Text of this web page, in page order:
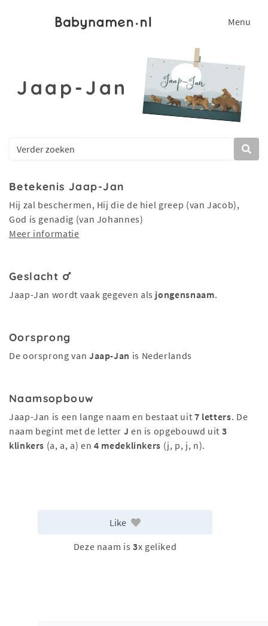
Menu
Jaap-Jan
Betekenis Jaap-Jan
Hij zal beschermen, Hij die de hiel greep (van Jacob),
God is genadig (van Johannes)
Meer informatie
Geslacht
Jaap-Jan wordt vaak gegeven als jongensnaam.
Oorsprong
De oorsprong van Jaap-Jan is Nederlands
Naamsopbouw
Jaap-Jan is een lange naam en bestaat uit 7 letters. De
naam begint met de letter J en is opgebouwd uit 3
klinkers (a, a, a) en4 medeklinkers (j, p, j, n).
Like
Deze naam is 3x geliked